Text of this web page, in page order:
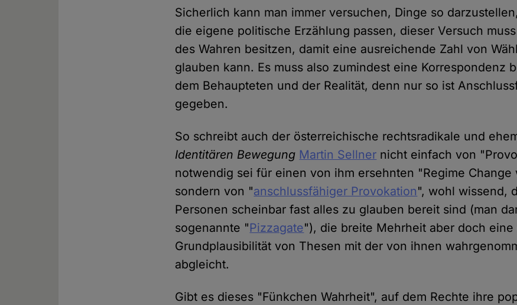
Sicherlich kann man immer versuchen, Dinge so
die eigene politische Erzählung passen, dieser Versuch
des Wahren besitzen, damit eine ausreichende Zahl von
glauben kann. Es muss also zumindest eine Korrespondenz
dem Behaupteten und der Realität, denn nur so ist
gegeben.
So schreibt auch der österreichische rechtsradikale und
Identitären Bewegung Martin Sellner nicht einfach von
notwendig sei für einen von ihm ersehnten "Regime Change
sondern von "anschlussfähiger Provokation", wohl wissend,
Personen scheinbar fast alles zu glauben bereit sind (man
sogenannte "Pizzagate"), die breite Mehrheit aber doch eine
Grundplausibilität von Thesen mit der von ihnen
abgleicht.
Gibt es dieses "Fünkchen Wahrheit", auf dem Rechte ihre